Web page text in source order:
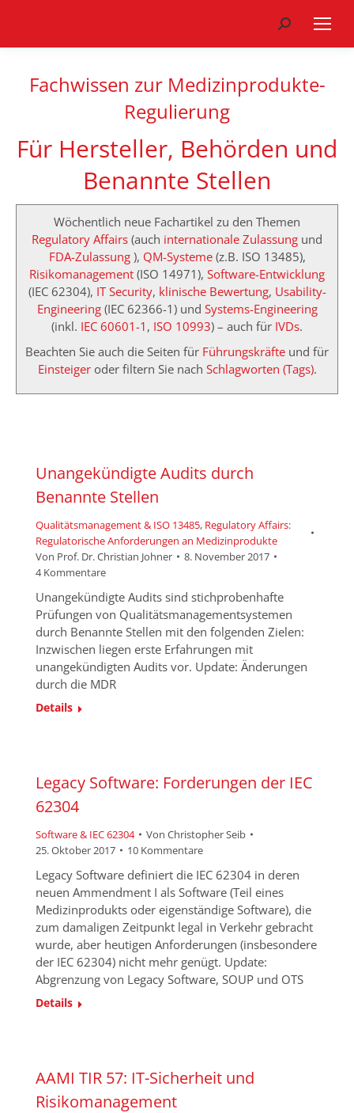
Search:
Fachwissen zur Medizinprodukte-
Regulierung
Für Hersteller, Behörden und
Benannte Stellen
Wöchentlich neue Fachartikel zu den Themen
Regulatory Affairs (auch internationale Zulassung und
FDA-Zulassung), QM-Systeme(z.B. ISO 13485),
Risikomanagement (ISO 14971), Software-Entwicklung
(IEC 62304), IT Security, klinische Bewertung, Usability-
Engineering(IEC 62366-1) und Systems-Engineering
(inkl. IEC 60601-1 , ISO 10993) – auch für IVDs.
Beachten Sie auch die Seiten für Führungskräfte und für
Einsteigeroder filtern Sie nach Schlagworten (Tags).
Unangekündigte Audits durch
Benannte Stellen
Qualitätsmanagement & ISO 13485, Regulatory Affairs:
Regulatorische Anforderungen an Medizinprodukte
Von Prof. Dr. Christian Johner
8. November 2017
4 Kommentare
Unangekündigte Audits sind stichprobenhafte
Prüfungen von Qualitätsmanagementsystemen
durch Benannte Stellen mit den folgenden Zielen:
Inzwischen liegen erste Erfahrungen mit
unangekündigten Audits vor. Update: Änderungen
durch die MDR
Details
Legacy Software: Forderungen der IEC
62304
Software & IEC 62304 Von Christopher Seib
25. Oktober 2017
10 Kommentare
Legacy Software definiert die IEC 62304 in deren
neuen Ammendment I als Software (Teil eines
Medizinprodukts oder eigenständige Software), die
zum damaligen Zeitpunkt legal in Verkehr gebracht
wurde, aber heutigen Anforderungen (insbesondere
der IEC 62304) nicht mehr genügt. Update:
Abgrenzung von Legacy Software, SOUP und OTS
Details
AAMI TIR 57: IT-Sicherheit und
Risikomanagement